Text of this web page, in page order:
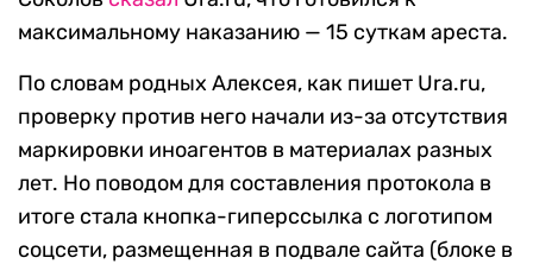
максимальному наказанию — 15 суткам ареста.
По словам родных Алексея, как пишет Ura.ru,
проверку против него начали из-за отсутствия
маркировки иноагентов в материалах разных
лет. Но поводом для составления протокола в
итоге стала кнопка-гиперссылка с логотипом
соцсети, размещенная в подвале сайта (блоке в